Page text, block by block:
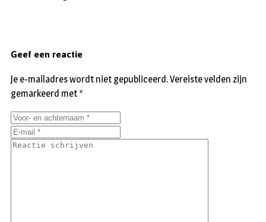
Geef een reactie
Je e-mailadres wordt niet gepubliceerd.Vereiste velden zijn
gemarkeerd met *